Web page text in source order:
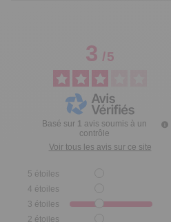
3/5
Basé sur 1 avis soumis à un
contrôle
Voir tous les avis sur ce site
5 étoiles
4 étoiles
3 étoiles
2 étoiles